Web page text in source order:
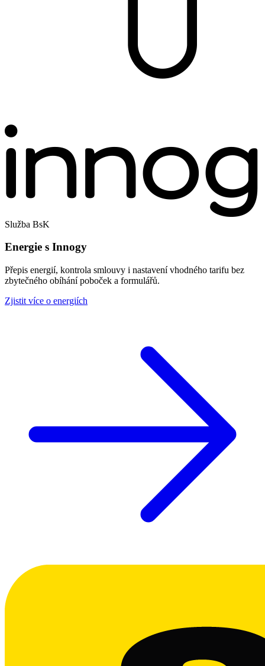
Služba BsK
Energie s Innogy
Přepis energií, kontrola smlouvy i nastavení vhodného tarifu bez
zbytečného obíhání poboček a formulářů.
Zjistit více o energiích